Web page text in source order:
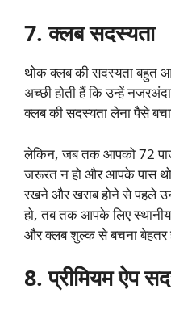
7. क्लब सदस्यता
थोक क्लब की सदस्यता बहुत
अच्छी होती हैं कि उन्हें
क्लब की सदस्यता लेना पैसे
लेकिन, जब तक आपको 72 पाउंड
जरूरत न हो और आपके पास
रखने और खराब होने से पहले
हो, तब तक आपके लिए स्थानीय
और क्लब शुल्क से बचना बेहतर
8. प्रीमियम ऐप